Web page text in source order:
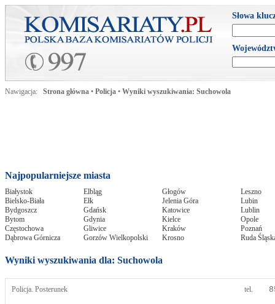
Słowa
Nawigacja: Strona główna • Policja • Wyniki wyszukiwania: Suchowola
Najpopularniejsze miasta
Białystok
Bielsko-Biała
Bydgoszcz
Bytom
Częstochowa
Dąbrowa Górnicza
Elbląg
Ełk
Gdańsk
Gdynia
Gliwice
Gorzów Wielkopolski
Głogów
Jelenia Góra
Katowice
Kielce
Kraków
Krosno
Leszno
Lubin
Lublin
Opole
Poznań
Ruda
Wyniki wyszukiwania dla: Suchowola
Policja. Posterunek tel.